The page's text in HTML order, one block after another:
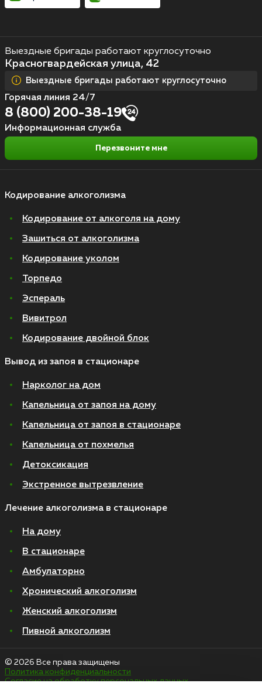
Кодирование алкоголизма
Кодирование от алкоголя на дому
Зашиться от алкоголизма
Кодирование уколом
Торпедо
Эспераль
Вивитрол
Кодирование двойной блок
Вывод из запоя в стационаре
Нарколог на дом
Капельница от запоя на дому
Капельница от запоя в стационаре
Капельница от похмелья
Детоксикация
Экстренное вытрезвление
Лечение алкоголизма в стационаре
На дому
В стационаре
Амбулаторно
Хронический алкоголизм
Женский алкоголизм
Пивной алкоголизм
Выездные бригады работают круглосуточно
Красногвардейская улица, 42
Выездные бригады работают круглосуточно
Горячая линия 24/7
8 (800) 200-38-19
Информационная служба
Перезвоните мне
© 2026 Все права защищены
Политика конфиденциальности
Согласие на обработку персональных данных